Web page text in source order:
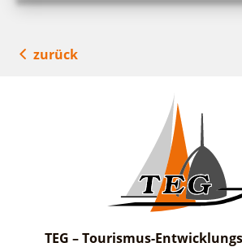
zurück
TEG – Tourismus-